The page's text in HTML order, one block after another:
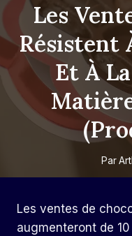
Les
Résistent
Et À
Par
Les ventes de
augmenteront de